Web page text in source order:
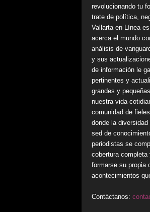
revolucionando tu
trate de política,
Vallarta en Línea
acerca el mundo
análisis de
y sus
de información le
pertinentes y
grandes y
nuestra vida
comunidad de
donde la
sed de
periodistas se
cobertura completa
formarse su propia
acontecimientos
Contáctanos: